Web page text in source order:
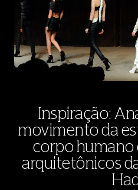
Inspiração:
movimento da
corpo humano
arquitetônicos